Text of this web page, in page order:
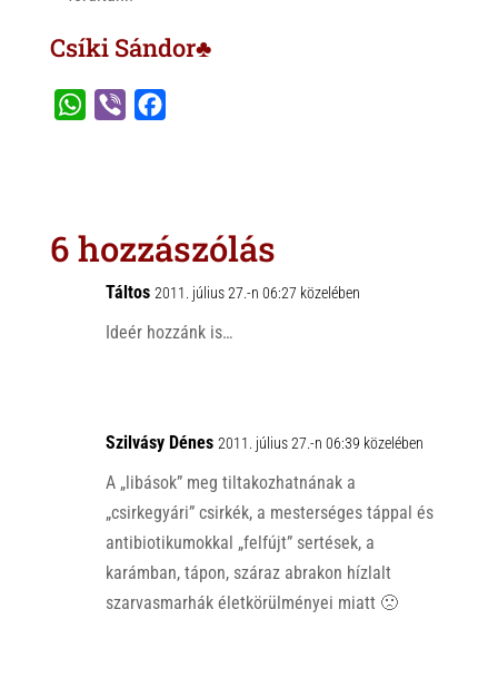
Csíki Sándor♣
A
o
o
6 hozzászólás
Táltos 2011. július 27.-n 06:27 közelében
Ideér hozzánk is…
Szilvásy Dénes 2011. július 27.-n 06:39 közelében
A „libások” meg tiltakozhatnának a
„csirkegyári” csirkék, a mesterséges táppal és
antibiotikumokkal „felfújt” sertések, a
karámban, tápon, száraz abrakon hízlalt
szarvasmarhák életkörülményei miatt 🙁